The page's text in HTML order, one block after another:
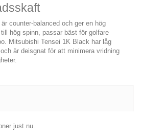
counter-balanced och ger en hög
hög spinn, passar bäst för golfare
Mitsubishi Tensei 1K Black har låg
är deisgnat för att minimera vridning
just nu.